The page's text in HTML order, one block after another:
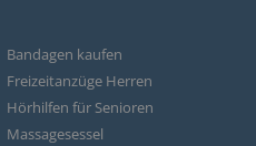
Bandagen kaufen
Freizeitanzüge Herren
Hörhilfen für Senioren
Massagesessel